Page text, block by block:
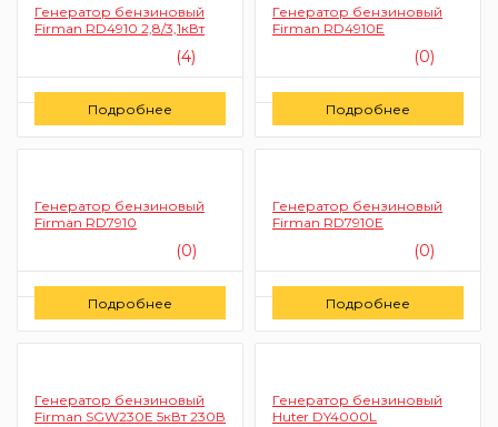
Генератор бензиновый
Firman RD4910 2,8/3,1кВт
(4)
Заказать
Подробнее
Генератор бензиновый
Firman RD4910E
(0)
Заказать
Подробнее
Генератор бензиновый
Firman RD7910
(0)
Заказать
Подробнее
Генератор бензиновый
Firman RD7910E
(0)
Заказать
Подробнее
Генератор бензиновый
Firman SGW230E 5кВт 230В
Генератор бензиновый
Huter DY4000L